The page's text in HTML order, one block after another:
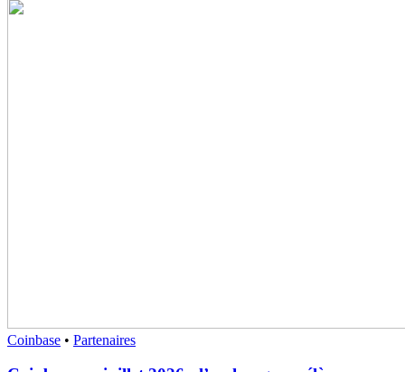
Coinbase • Partenaires